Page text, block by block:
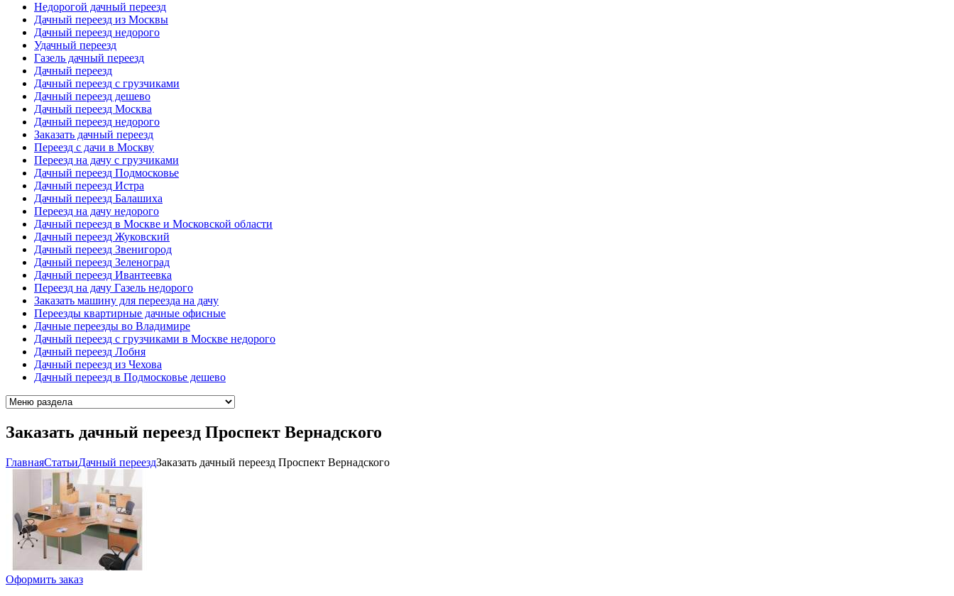
Недорогой дачный переезд
Дачный переезд из Москвы
Дачный переезд недорого
Удачный переезд
Газель дачный переезд
Дачный переезд
Дачный переезд с грузчиками
Дачный переезд дешево
Дачный переезд Москва
Дачный переезд недорого
Заказать дачный переезд
Переезд с дачи в Москву
Переезд на дачу с грузчиками
Дачный переезд Подмосковье
Дачный переезд Истра
Дачный переезд Балашиха
Переезд на дачу недорого
Дачный переезд в Москве и Московской области
Дачный переезд Жуковский
Дачный переезд Звенигород
Дачный переезд Зеленоград
Дачный переезд Ивантеевка
Переезд на дачу Газель недорого
Заказать машину для переезда на дачу
Переезды квартирные дачные офисные
Дачные переезды во Владимире
Дачный переезд с грузчиками в Москве недорого
Дачный переезд Лобня
Дачный переезд из Чехова
Дачный переезд в Подмосковье дешево
Заказать дачный переезд Проспект Вернадского
ГлавнаяCтатьиДачный переездЗаказать дачный переезд Проспект Вернадского
Оформить заказ